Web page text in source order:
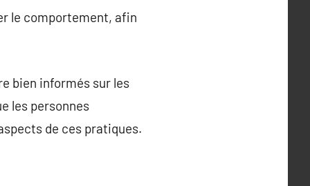
le comportement, afin
bien informés sur les
les personnes
de ces pratiques.